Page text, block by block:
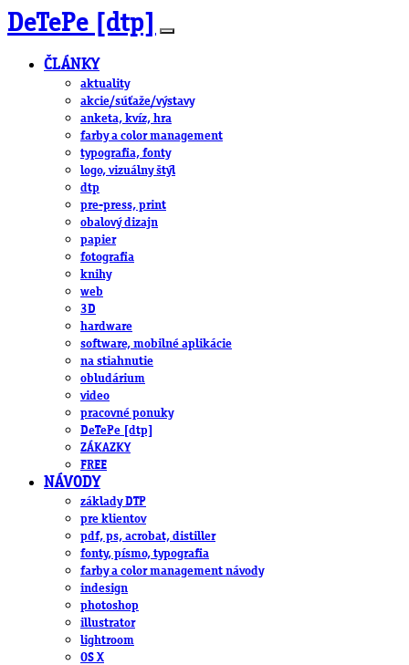
DeTePe [dtp]
ČLÁNKY
aktuality
akcie/súťaže/výstavy
anketa, kvíz, hra
farby a color management
typografia, fonty
logo, vizuálny štýl
dtp
pre-press, print
obalový dizajn
papier
fotografia
knihy
web
3D
hardware
software, mobilné aplikácie
na stiahnutie
obludárium
video
pracovné ponuky
DeTePe [dtp]
ZÁKAZKY
FREE
NÁVODY
základy DTP
pre klientov
pdf, ps, acrobat, distiller
fonty, písmo, typografia
farby a color management návody
indesign
photoshop
illustrator
lightroom
OS X